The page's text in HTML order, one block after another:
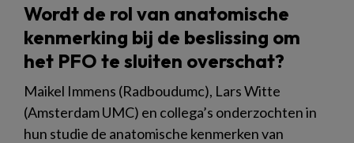
Wordt de rol van anatomische
kenmerking bij de beslissing om
het PFO te sluiten overschat?
Maikel Immens (Radboudumc), Lars Witte
(Amsterdam UMC) en collega’s onderzochten in
hun studie de anatomische kenmerken van